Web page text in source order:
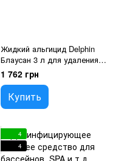
Жидкий альгицид Delphin
Блаусан 3 л для удаления
водорослей и грибков в
бассейне
1 762 грн
Купить
4
4